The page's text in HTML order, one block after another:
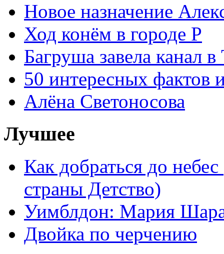
Новое назначение
Ход конём в городе Р
Багруша завела канал в
50 интересных фактов
Алёна Светоносова
Лучшее
Как добраться до
страны Детство)
Уимблдон: Мария
Двойка по черчению